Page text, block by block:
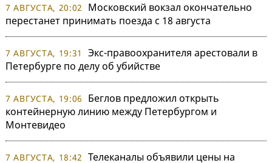
7 АВГУСТА, 20:02
Московский вокзал окончательно
перестанет принимать поезда с 18 августа
7 АВГУСТА, 19:31
Экс-правоохранителя арестовали в
Петербурге по делу об убийстве
7 АВГУСТА, 19:06
Беглов предложил открыть
контейнерную линию между Петербургом и
Монтевидео
7 АВГУСТА, 18:42 Телеканалы объявили цены на